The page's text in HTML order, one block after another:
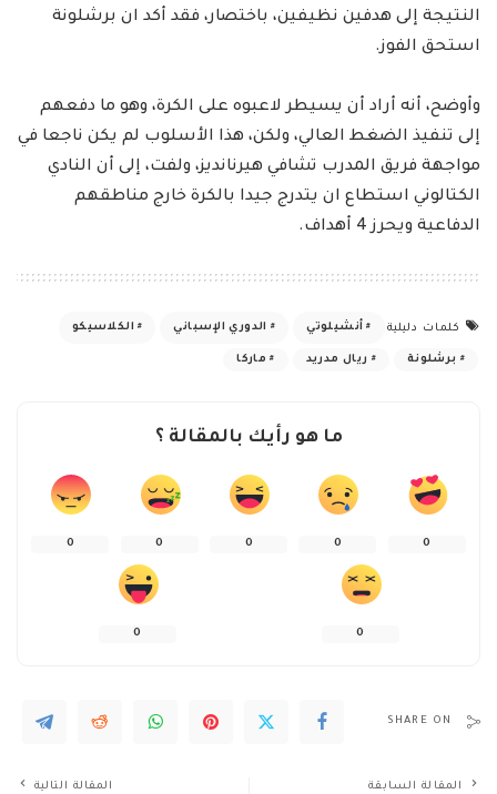
النتيجة إلى هدفين نظيفين، باختصار، فقد أكد ان برشلونة
استحق الفوز.
وأوضح، أنه أراد أن يسيطر لاعبوه على الكرة، وهو ما دفعهم
إلى تنفيذ الضغط العالي، ولكن، هذا الأسلوب لم يكن ناجعا في
مواجهة فريق المدرب تشافي هيرنانديز، ولفت، إلى أن النادي
الكتالوني استطاع ان يتدرج جيدا بالكرة خارج مناطقهم
الدفاعية ويحرز 4 أهداف.
كلمات دليلية أنشيلوتي الدوري الإسباني الكلاسيكو
برشلونة ريال مدريد ماركا
ما هو رأيك بالمقالة ؟
0
0
0
0
0
0
0
SHARE ON
المقالة السابقة المقالة التالية